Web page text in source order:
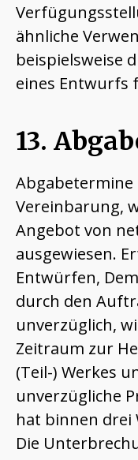
ähnliche
beispielsweise
eines Entwurfs
13.
Vereinbarung,
Angebot von
ausgewiesen.
Entwürfen,
durch den
unverzüglich,
Zeitraum zur
(Teil-) Werkes
unverzügliche
hat binnen drei
Die